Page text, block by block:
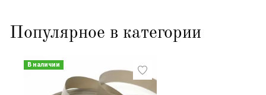
Популярное в категории
В наличии